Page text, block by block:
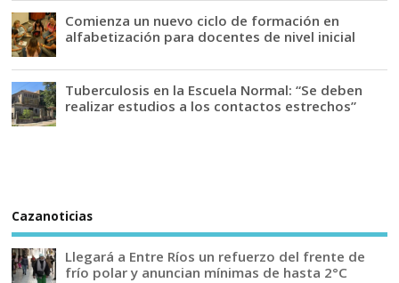
Comienza un nuevo ciclo de formación en
alfabetización para docentes de nivel inicial
Tuberculosis en la Escuela Normal: “Se deben
realizar estudios a los contactos estrechos”
Cazanoticias
Llegará a Entre Ríos un refuerzo del frente de
frío polar y anuncian mínimas de hasta 2°C